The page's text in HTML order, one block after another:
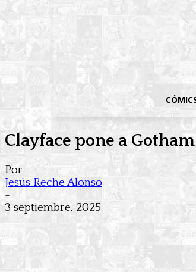
Clayface pone a
Por
Jesús Reche Alonso
-
3 septiembre, 2025